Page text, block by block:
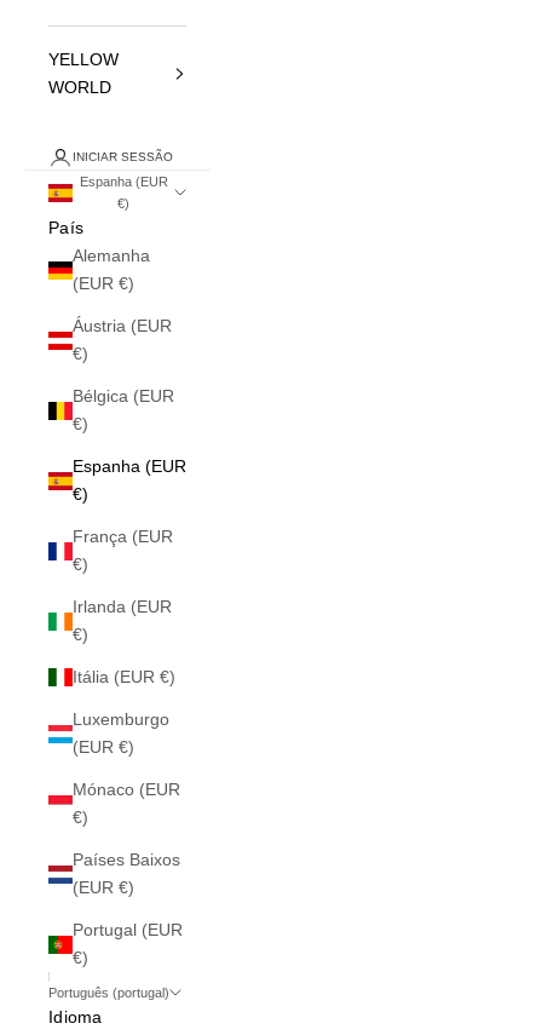
YELLOW
WORLD
INICIAR SESSÃO
Espanha (EUR
€)
País
Alemanha
(EUR €)
Áustria (EUR
€)
Bélgica (EUR
€)
Espanha (EUR
€)
França (EUR
€)
Irlanda (EUR
€)
Itália (EUR €)
Luxemburgo
(EUR €)
Mónaco (EUR
€)
Países Baixos
(EUR €)
Portugal (EUR
€)
Português (portugal)
Idioma